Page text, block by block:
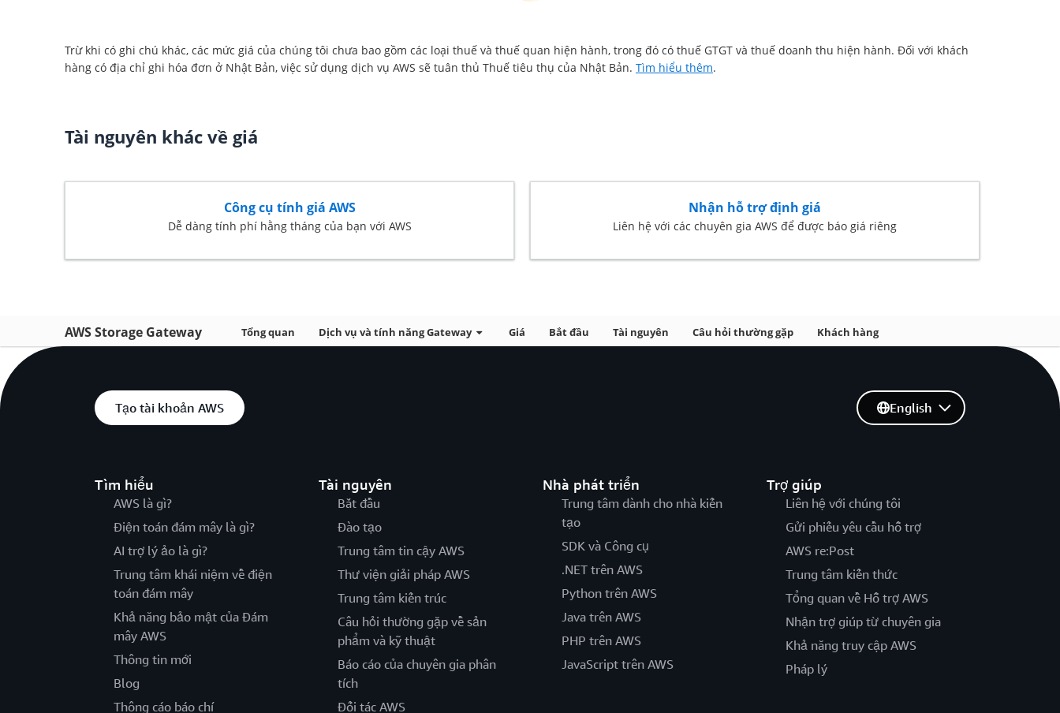
Trừ khi có ghi chú khác, các mức giá của chúng tôi chưa bao gồm các loại thuế và thuế quan hiện hành, trong đó có thuế GTGT và thuế doanh thu hiện hành. Đối với khách
hàng có địa chỉ ghi hóa đơn ở Nhật Bản, việc sử dụng dịch vụ AWS sẽ tuân thủ Thuế tiêu thụ của Nhật Bản. Tìm hiểu thêm.
Tài nguyên khác về giá
Công cụ tính giá AWS
Dễ dàng tính phí hằng tháng của bạn với AWS
Nhận hỗ trợ định giá
Liên hệ với các chuyên gia AWS để được báo giá riêng
AWS Storage Gateway Tổng quan Dịch vụ và tính năng Gateway Giá Bắt đầu Tài nguyên Câu hỏi thường gặp Khách hàng
Tạo tài khoản AWS
Tìm hiểu
AWS là gì?
Điện toán đám mây là gì?
AI trợ lý ảo là gì?
Trung tâm khái niệm về điện
toán đám mây
Khả năng bảo mật của Đám
mây AWS
Thông tin mới
Blog
Thông cáo báo chí
Tài nguyên
Bắt đầu
Đào tạo
Trung tâm tin cậy AWS
Thư viện giải pháp AWS
Trung tâm kiến trúc
Câu hỏi thường gặp về sản
phẩm và kỹ thuật
Báo cáo của chuyên gia phân
tích
Đối tác AWS
Nhà phát triển
Trung tâm dành cho nhà kiến
tạo
SDK và Công cụ
.NET trên AWS
Python trên AWS
Java trên AWS
PHP trên AWS
JavaScript trên AWS
Trợ giúp
Liên hệ với chúng tôi
Gửi phiếu yêu cầu hỗ trợ
AWS re:Post
Trung tâm kiến thức
Tổng quan về Hỗ trợ AWS
Nhận trợ giúp từ chuyên gia
Khả năng truy cập AWS
Pháp lý
English